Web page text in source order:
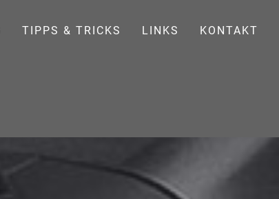
TIPPS & TRICKS LINKS KONTAKT